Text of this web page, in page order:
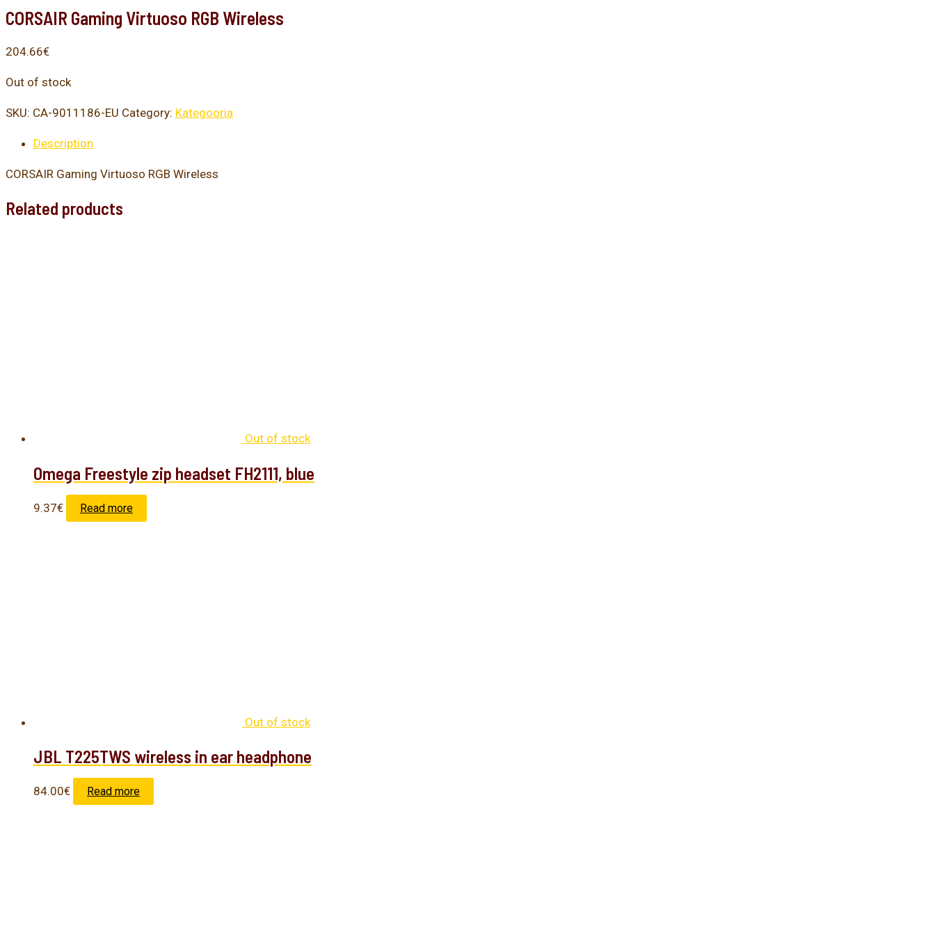
CORSAIR Gaming Virtuoso RGB Wireless
204.66€
Out of stock
SKU: CA-9011186-EU Category: Kategooria
Description
CORSAIR Gaming Virtuoso RGB Wireless
Related products
Out of stock
Omega Freestyle zip headset FH2111, blue
9.37€ Read more
Out of stock
JBL T225TWS wireless in ear headphone
84.00€ Read more